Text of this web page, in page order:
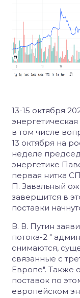
13-15 октября
в том числе
13 октября на
неделе
энергетике
первая нитка
П. Завальный
завершится в
поставки
В. В. Путин
потока-2 "
снимаются,
связанные с
Европе". Также
поставок по
европейском